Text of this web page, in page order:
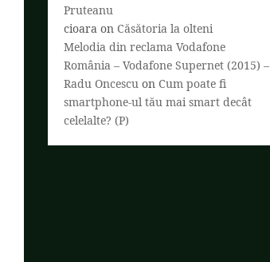
Pruteanu
cioara on Căsătoria la olteni
Melodia din reclama Vodafone
România – Vodafone Supernet (2015) –
Radu Oncescu on Cum poate fi
smartphone-ul tău mai smart decât
celelalte? (P)